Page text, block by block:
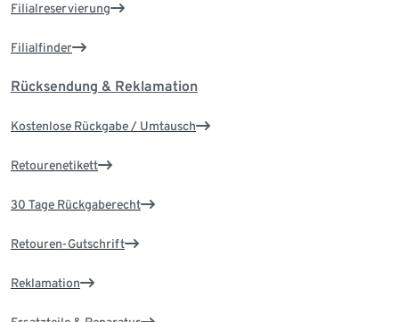
Filialreservierung
Filialfinder
Rücksendung & Reklamation
Kostenlose Rückgabe / Umtausch
Retourenetikett
30 Tage Rückgaberecht
Retouren-Gutschrift
Reklamation